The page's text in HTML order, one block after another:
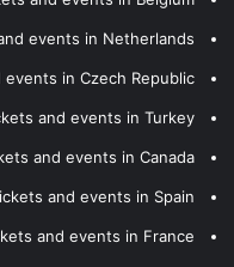
events in Netherlands
events in Czech Republic
and events in Turkey
and events in Canada
and events in Spain
and events in France